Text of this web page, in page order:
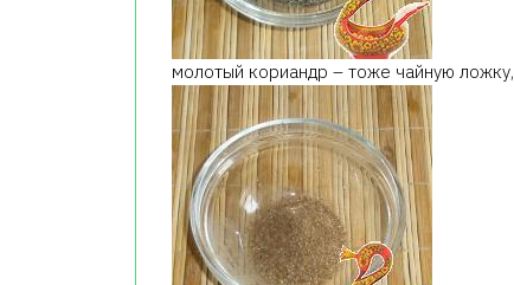
молотый кориандр – тоже чайную ложку,